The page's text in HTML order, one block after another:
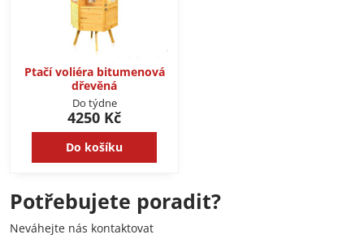
Ptačí voliéra bitumenová
dřevěná
Do týdne
4250 Kč
Do košíku
Potřebujete poradit?
Neváhejte nás kontaktovat